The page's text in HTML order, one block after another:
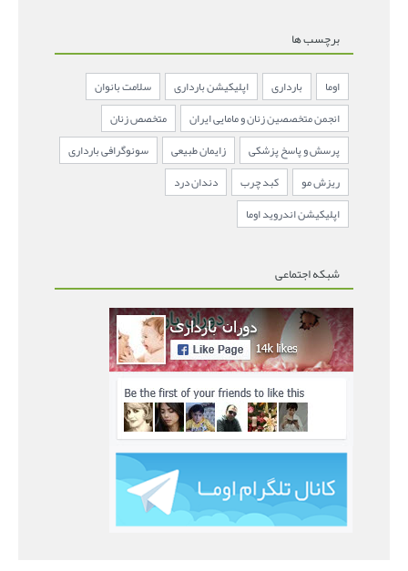
برچسب ها
اوما بارداری اپلیکیشن بارداری
سلامت بانوان
انجمن متخصصین زنان و مامایی ایران
متخصص زنان
پرسش و پاسخ پزشکی
زایمان طبیعی
سونوگرافی بارداری
ریزش مو
کبد چرب
دندان درد
اپلیکیشن اندروید اوما
شبکه اجتماعی